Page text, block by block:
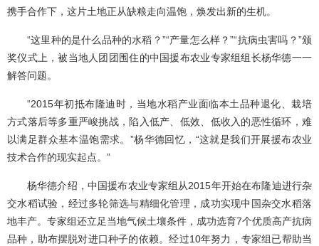
携手合作下，这片土地正从缺粮走向温饱，焕发出新的生机。
“这里种的是什么品种的水稻？”“产量怎么样？”“抗病虫害吗？”颁
奖仪式上，被当地人团团围住的中国援布农业专家组组长杨华德一一
解答问题。
“2015年初抵布隆迪时，当地水稻产业面临本土品种退化、栽培
方式落后等多重严峻挑战，陷入低产、低效、低收入的恶性循环，难
以满足群众基本温饱需求。”杨华德回忆，“这就是我们开展援布农业
技术合作的现实起点。”
杨华德介绍，中国援布农业专家组从2015年开始在布隆迪进行杂
交水稻试验，经过多轮筛选与精细化管理，成功实现中国杂交水稻落
地丰产。专家组还立足当地气候土壤条件，成功选育7个优质高产抗病
品种，助布摆脱对进口种子的依赖。经过10年努力，专家组已帮助当